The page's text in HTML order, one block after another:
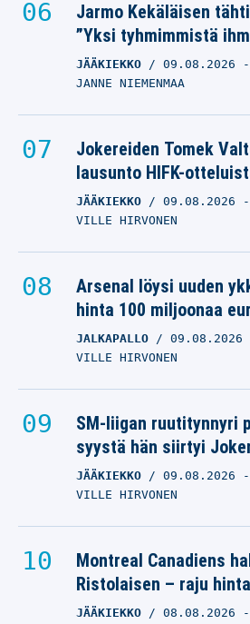
Jarmo Kekäläisen
”Yksi tyhmimmistä
JÄÄKIEKKO 09.08.2026 -
JANNE NIEMENMAA
Jokereiden Tomek
lausunto HIFK-
JÄÄKIEKKO 09.08.2026 -
VILLE HIRVONEN
Arsenal löysi uuden
hinta 100 miljoonaa
JALKAPALLO 09.08.2026
VILLE HIRVONEN
SM-liigan ruutitynnyri
syystä hän siirtyi
JÄÄKIEKKO 09.08.2026 -
VILLE HIRVONEN
Montreal Canadiens
Ristolaisen – raju
JÄÄKIEKKO 08.08.2026 -